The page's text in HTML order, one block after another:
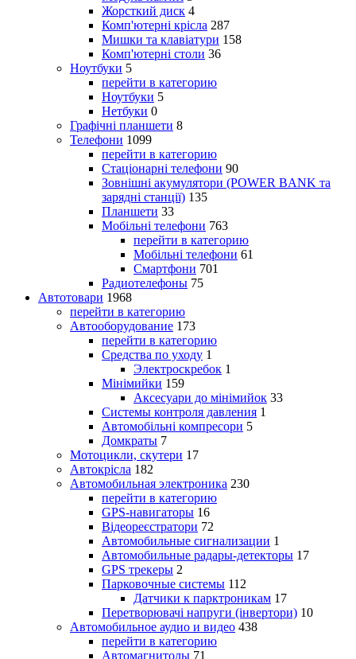
Жорсткий диск 4
Комп'ютерні крісла 287
Мишки та клавіатури 158
Комп'ютерні столи 36
Ноутбуки 5
перейти в категорию
Ноутбуки 5
Нетбуки 0
Графічні планшети 8
Телефони 1099
перейти в категорию
Стаціонарні телефони 90
Зовнішні акумулятори (POWER BANK та
зарядні станції) 135
Планшети 33
Мобільні телефони 763
перейти в категорию
Мобільні телефони 61
Смартфони 701
Радиотелефоны 75
Автотовари 1968
перейти в категорию
Автооборудование 173
перейти в категорию
Средства по уходу 1
Электроскребок 1
Мінімийки 159
Аксесуари до мінімийок 33
Системы контроля давления 1
Автомобільні компресори 5
Домкраты 7
Мотоцикли, скутери 17
Автокрісла 182
Автомобильная электроника 230
перейти в категорию
GPS-навигаторы 16
Відеореєстратори 72
Автомобильные сигнализации 1
Автомобильные радары-детекторы 17
GPS трекеры 2
Парковочные системы 112
Датчики к парктроникам 17
Перетворювачі напруги (інвертори) 10
Автомобильное аудио и видео 438
перейти в категорию
Автомагнитолы 71